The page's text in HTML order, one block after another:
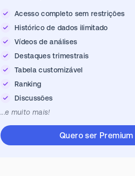
Acesso completo sem restrições
Histórico de dados ilimitado
Vídeos de análises
Destaques trimestrais
Tabela customizável
Ranking
Discussões
...e muito mais!
Quero ser Premium